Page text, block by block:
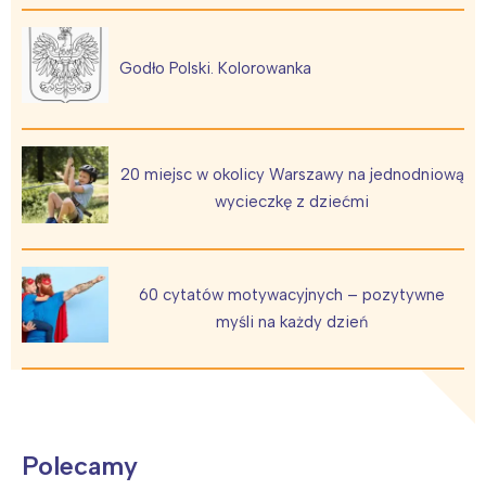
Godło Polski. Kolorowanka
20 miejsc w okolicy Warszawy na jednodniową
wycieczkę z dziećmi
60 cytatów motywacyjnych – pozytywne
myśli na każdy dzień
Polecamy